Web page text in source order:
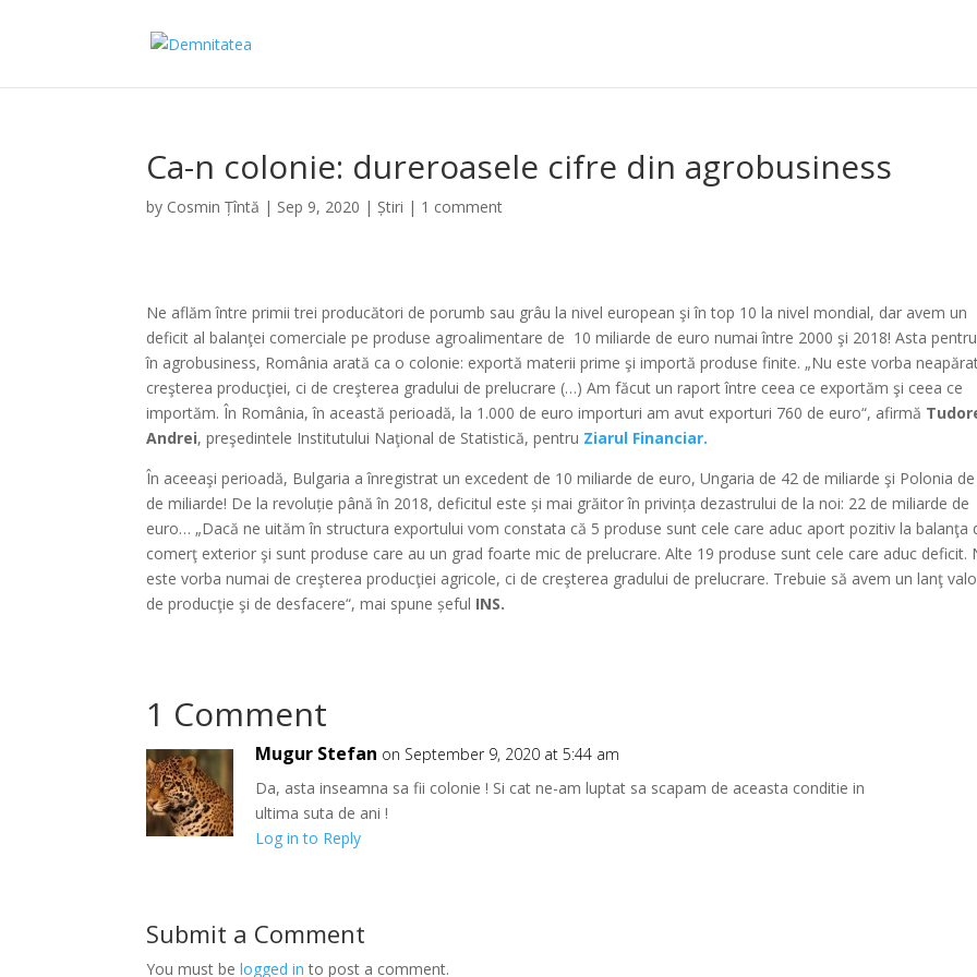
Ca-n colonie: dureroasele cifre din agrobusiness
by Cosmin Țîntă | Sep 9, 2020 |Știri | 1 comment
Ne aflăm între primii trei producători de porumb sau grâu la nivel european şi în top 10 la nivel mondial, dar avem un
deficit al balanţei comerciale pe produse agroalimentare de 10 miliarde de euro numai între 2000 şi 2018! Asta
în agrobusiness, România arată ca o colonie: exportă materii prime şi importă produse finite. „Nu este vorba
creşterea producţiei, ci de creşterea gradului de prelucrare (…) Am făcut un raport între ceea ce exportăm şi ceea ce
importăm. În România, în această perioadă, la 1.000 de euro importuri am avut exporturi 760 de euro“, afirmă
Andrei, preşedintele Institutului Naţional de Statistică, pentru Ziarul Financiar.
În aceeaşi perioadă, Bulgaria a înregistrat un excedent de 10 miliarde de euro, Ungaria de 42 de miliarde şi Polonia
de miliarde! De la revoluție până în 2018, deficitul este și mai grăitor în privința dezastrului de la noi: 22 de miliarde de
euro… „Dacă ne uităm în structura exportului vom constata că 5 produse sunt cele care aduc aport pozitiv la balanţa
comerţ exterior şi sunt produse care au un grad foarte mic de prelucrare. Alte 19 produse sunt cele care aduc deficit.
este vorba numai de creşterea producţiei agricole, ci de creşterea gradului de prelucrare. Trebuie să avem un lanţ
de producţie şi de desfacere“, mai spune șeful INS.
1 Comment
Mugur Stefan on September 9, 2020 at 5:44 am
Da, asta inseamna sa fii colonie ! Si cat ne-am luptat sa scapam de aceasta conditie in
ultima suta de ani !
Log in to Reply
Submit a Comment
You must belogged in to post a comment.